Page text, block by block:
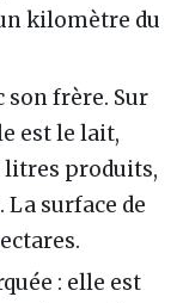
kilomètre du
son frère. Sur
est le lait,
litres produits,
surface de
: elle est